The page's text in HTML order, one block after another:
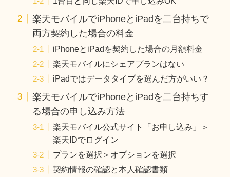
楽天モバイルでiPhoneとiPadを二台持ちで
両方契約した場合の料金
iPhoneとiPadを契約した場合の月額料金
楽天モバイルにシェアプランはない
iPadではデータタイプを選んだ方がいい？
楽天モバイルでiPhoneとiPadを二台持ちす
る場合の申し込み方法
楽天モバイル公式サイト「お申し込み」＞
楽天IDでログイン
プランを選択＞オプションを選択
契約情報の確認と本人確認書類